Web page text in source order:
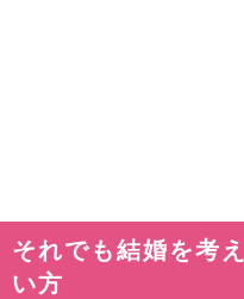
それでも結婚を考
い方